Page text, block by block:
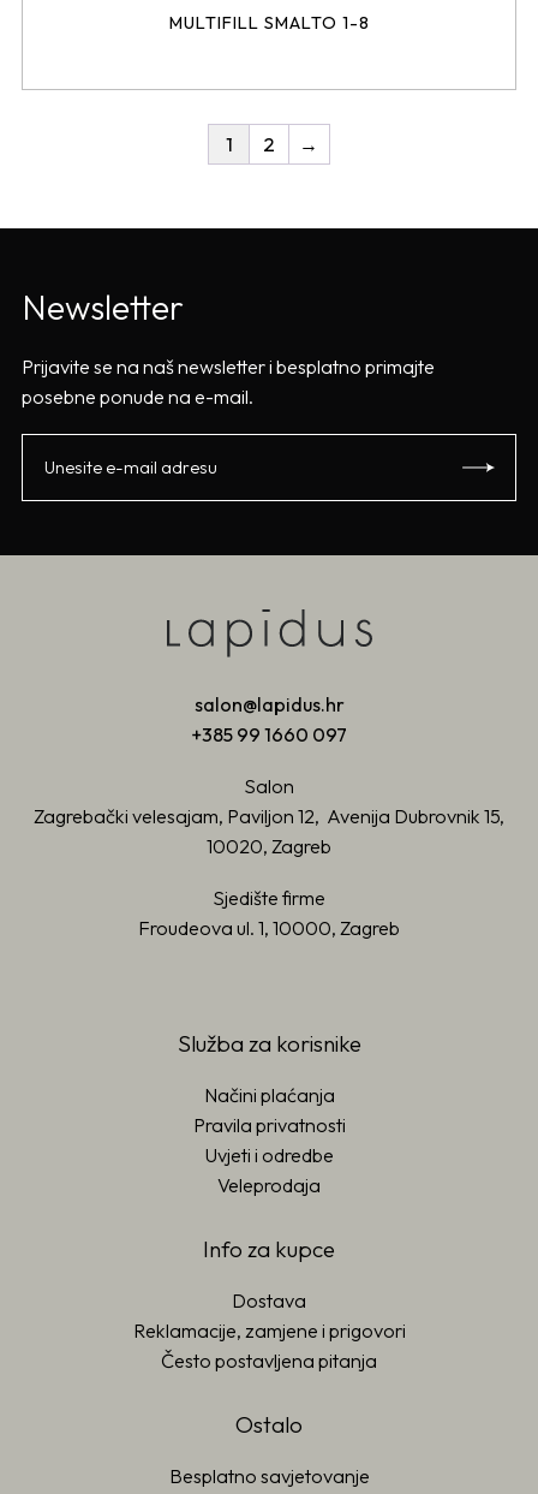
MULTIFILL SMALTO 1-8
1 2 →
Newsletter
Prijavite se na naš newsletter i besplatno primajte
posebne ponude na e-mail.
salon@lapidus.hr
+385 99 1660 097
Salon
Zagrebački velesajam, Paviljon 12, Avenija Dubrovnik 15,
10020, Zagreb
Sjedište firme
Froudeova ul. 1, 10000, Zagreb
Služba za korisnike
Načini plaćanja
Pravila privatnosti
Uvjeti i odredbe
Veleprodaja
Info za kupce
Dostava
Reklamacije, zamjene i prigovori
Često postavljena pitanja
Ostalo
Besplatno savjetovanje